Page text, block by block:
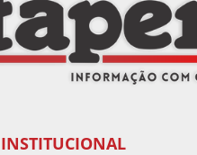
INSTITUCIONAL